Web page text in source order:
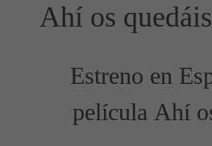
Ahí os quedáis
Estreno en
película Ahí